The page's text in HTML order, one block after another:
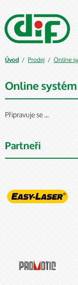
Úvod/Prodej/Online
Online
Připravuje se ...
Partneři